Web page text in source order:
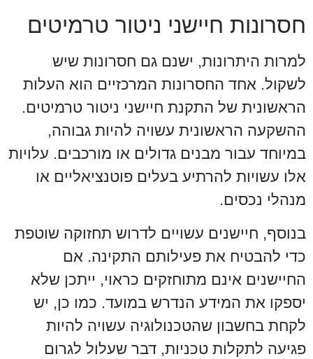
חסרונות חיישני ניטור טרמיטים
למרות היתרונות, ישנם גם חסרונות שיש
לשקול. אחד החסרונות המרכזיים הוא העלות
הראשונית של התקנת חיישני ניטור טרמיטים.
ההשקעה הראשונית עשויה להיות גבוהה,
במיוחד עבור מבנים גדולים או מורכבים. עלויות
אלו עשויות להרתיע בעלים פוטנציאליים או
מנהלי נכסים.
בנוסף, חיישנים עשויים לדרוש תחזוקה שוטפת
כדי להבטיח את פעילותם התקינה. אם
החיישנים אינם מתוחזקים כראוי, ייתכן שלא
יספקו את המידע הנדרש במועד. כמו כן, יש
לקחת בחשבון שהטכנולוגיה עשויה להיות
פגיעה לתקלות טכניות, דבר שעלול לגרום